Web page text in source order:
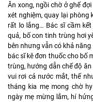
Ăn xong, ngồi chờ ở ghế
xét nghiệm, quay lại phòng
rất lo lắng… Bác sĩ cầm
quả, bố con tinh trùng hơi
bên nhưng vẫn có khả
bác sĩ kê đơn thuốc cho bố
trùng, hướng dẫn chế độ
vui rơi cả nước mắt, thế
tháng kia mẹ mong chờ
ngày mẹ mừng lắm, hí